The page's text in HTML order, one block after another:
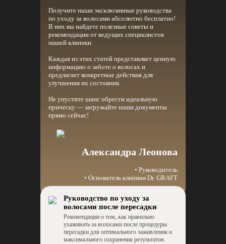
Получите наши эксклюзивные руководства
по уходу за волосами абсолютно бесплатно!
В них вы найдете полезные советы и
рекомендации от ведущих специалистов
нашей клиники.
Каждая из этих статей представляет ценную
информацию о заботе о волосах и
предлагает конкретные действия для
улучшения их состояния.
Не упустите шанс обрести идеальную
прическу — загружайте наши документы
прямо сейчас!
Александра Леонова
• Руководитель
• Основатель клиники Dr. GRAFT
Руководство по уходу за
волосами после пересадки
Рекомендации о том, как правильно
ухаживать за волосами после процедуры
пересадки для оптимального заживления и
максимального сохранения результатов.